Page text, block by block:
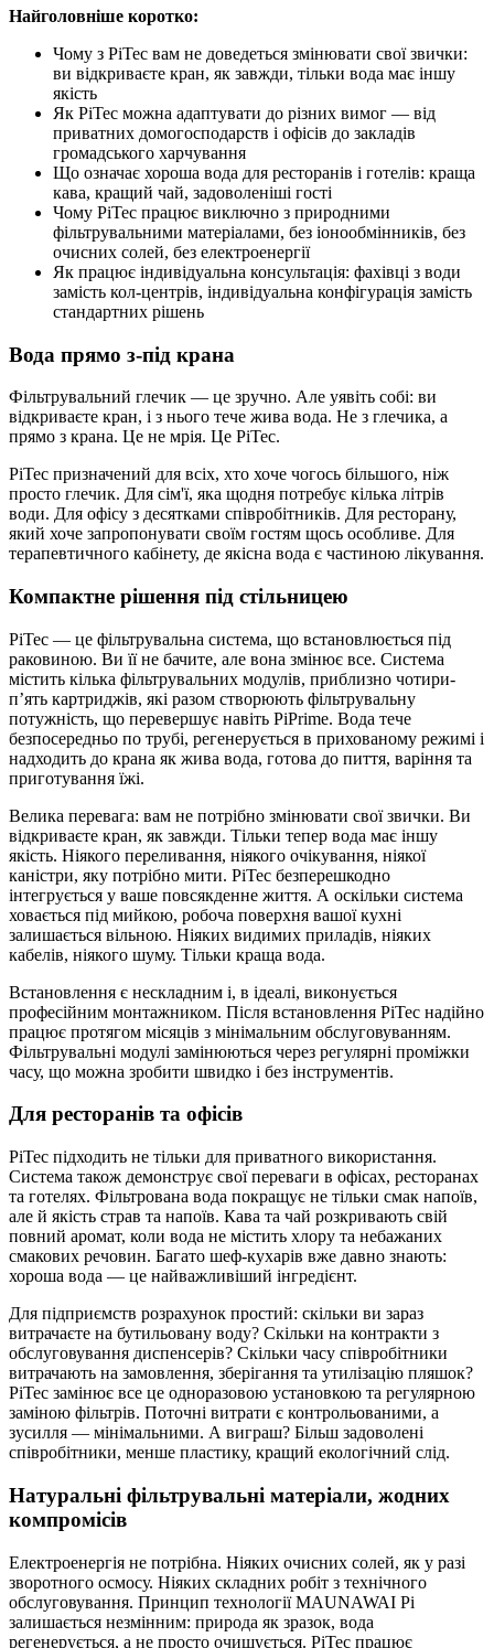
Найголовніше коротко:
Чому з PiTec вам не доведеться змінювати свої звички:
ви відкриваєте кран, як завжди, тільки вода має іншу
якість
Як PiTec можна адаптувати до різних вимог — від
приватних домогосподарств і офісів до закладів
громадського харчування
Що означає хороша вода для ресторанів і готелів: краща
кава, кращий чай, задоволеніші гості
Чому PiTec працює виключно з природними
фільтрувальними матеріалами, без іонообмінників, без
очисних солей, без електроенергії
Як працює індивідуальна консультація: фахівці з води
замість кол-центрів, індивідуальна конфігурація замість
стандартних рішень
Вода прямо з-під крана
Фільтрувальний глечик — це зручно. Але уявіть собі: ви
відкриваєте кран, і з нього тече жива вода. Не з глечика, а
прямо з крана. Це не мрія. Це PiTec.
PiTec призначений для всіх, хто хоче чогось більшого, ніж
просто глечик. Для сім'ї, яка щодня потребує кілька літрів
води. Для офісу з десятками співробітників. Для ресторану,
який хоче запропонувати своїм гостям щось особливе. Для
терапевтичного кабінету, де якісна вода є частиною лікування.
Компактне рішення під стільницею
PiTec — це фільтрувальна система, що встановлюється під
раковиною. Ви її не бачите, але вона змінює все. Система
містить кілька фільтрувальних модулів, приблизно чотири-
п’ять картриджів, які разом створюють фільтрувальну
потужність, що перевершує навіть PiPrime. Вода тече
безпосередньо по трубі, регенерується в прихованому режимі і
надходить до крана як жива вода, готова до пиття, варіння та
приготування їжі.
Велика перевага: вам не потрібно змінювати свої звички. Ви
відкриваєте кран, як завжди. Тільки тепер вода має іншу
якість. Ніякого переливання, ніякого очікування, ніякої
каністри, яку потрібно мити. PiTec безперешкодно
інтегрується у ваше повсякденне життя. А оскільки система
ховається під мийкою, робоча поверхня вашої кухні
залишається вільною. Ніяких видимих приладів, ніяких
кабелів, ніякого шуму. Тільки краща вода.
Встановлення є нескладним і, в ідеалі, виконується
професійним монтажником. Після встановлення PiTec надійно
працює протягом місяців з мінімальним обслуговуванням.
Фільтрувальні модулі замінюються через регулярні проміжки
часу, що можна зробити швидко і без інструментів.
Для ресторанів та офісів
PiTec підходить не тільки для приватного використання.
Система також демонструє свої переваги в офісах, ресторанах
та готелях. Фільтрована вода покращує не тільки смак напоїв,
але й якість страв та напоїв. Кава та чай розкривають свій
повний аромат, коли вода не містить хлору та небажаних
смакових речовин. Багато шеф-кухарів вже давно знають:
хороша вода — це найважливіший інгредієнт.
Для підприємств розрахунок простий: скільки ви зараз
витрачаєте на бутильовану воду? Скільки на контракти з
обслуговування диспенсерів? Скільки часу співробітники
витрачають на замовлення, зберігання та утилізацію пляшок?
PiTec замінює все це одноразовою установкою та регулярною
заміною фільтрів. Поточні витрати є контрольованими, а
зусилля — мінімальними. А виграш? Більш задоволені
співробітники, менше пластику, кращий екологічний слід.
Натуральні фільтрувальні матеріали, жодних
компромісів
Електроенергія не потрібна. Ніяких очисних солей, як у разі
зворотного осмосу. Ніяких складних робіт з технічного
обслуговування. Принцип технології MAUNAWAI Pi
залишається незмінним: природа як зразок, вода
регенерується, а не просто очищується. PiTec працює